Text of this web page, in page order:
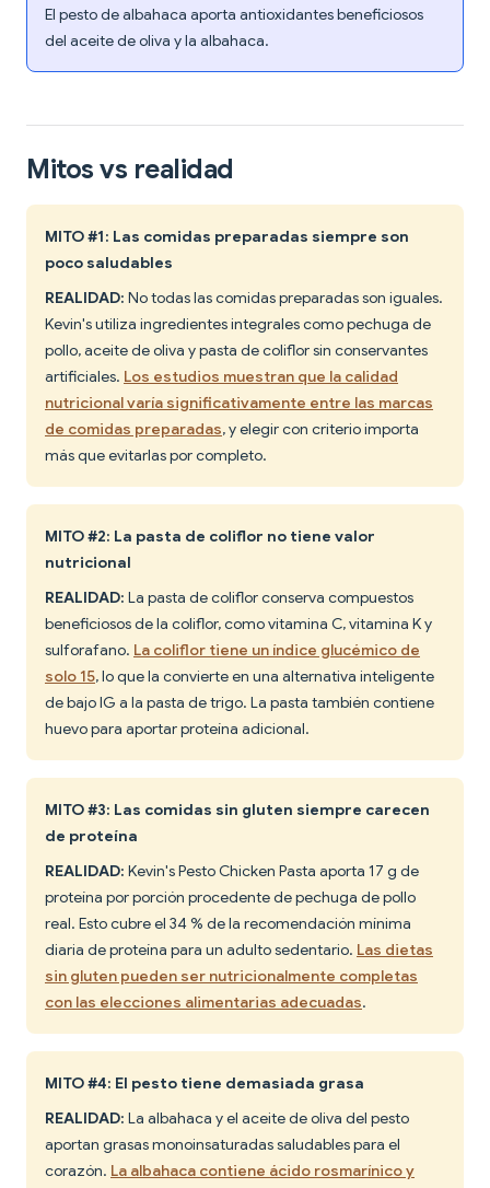
El pesto de albahaca aporta antioxidantes beneficiosos
del aceite de oliva y la albahaca.
Mitos vs realidad
MITO #1: Las comidas preparadas siempre son
poco saludables
REALIDAD: No todas las comidas preparadas son iguales.
Kevin's utiliza ingredientes integrales como pechuga de
pollo, aceite de oliva y pasta de coliflor sin conservantes
artificiales. Los estudios muestran que la calidad
nutricional varía significativamente entre las marcas
de comidas preparadas, y elegir con criterio importa
más que evitarlas por completo.
MITO #2: La pasta de coliflor no tiene valor
nutricional
REALIDAD: La pasta de coliflor conserva compuestos
beneficiosos de la coliflor, como vitamina C, vitamina K y
sulforafano. La coliflor tiene un índice glucémico de
solo 15, lo que la convierte en una alternativa inteligente
de bajo IG a la pasta de trigo. La pasta también contiene
huevo para aportar proteína adicional.
MITO #3: Las comidas sin gluten siempre carecen
de proteína
REALIDAD: Kevin's Pesto Chicken Pasta aporta 17 g de
proteína por porción procedente de pechuga de pollo
real. Esto cubre el 34 % de la recomendación mínima
diaria de proteína para un adulto sedentario. Las dietas
sin gluten pueden ser nutricionalmente completas
con las elecciones alimentarias adecuadas.
MITO #4: El pesto tiene demasiada grasa
REALIDAD: La albahaca y el aceite de oliva del pesto
aportan grasas monoinsaturadas saludables para el
corazón. La albahaca contiene ácido rosmarínico y